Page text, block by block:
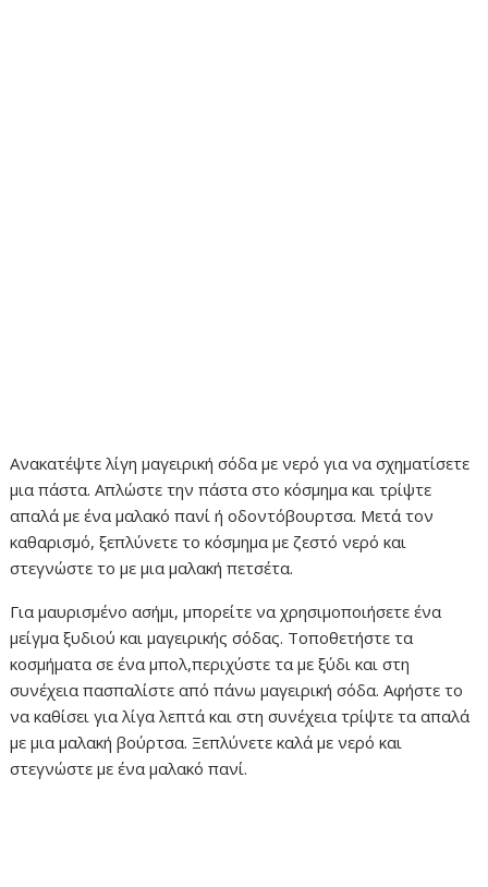
Ανακατέψτε λίγη μαγειρική σόδα με νερό για να σχηματίσετε
μια πάστα. Απλώστε την πάστα στο κόσμημα και τρίψτε
απαλά με ένα μαλακό πανί ή οδοντόβουρτσα. Μετά τον
καθαρισμό, ξεπλύνετε το κόσμημα με ζεστό νερό και
στεγνώστε το με μια μαλακή πετσέτα.
Για μαυρισμένο ασήμι, μπορείτε να χρησιμοποιήσετε ένα
μείγμα ξυδιού και μαγειρικής σόδας. Τοποθετήστε τα
κοσμήματα σε ένα μπολ,περιχύστε τα με ξύδι και στη
συνέχεια πασπαλίστε από πάνω μαγειρική σόδα. Αφήστε το
να καθίσει για λίγα λεπτά και στη συνέχεια τρίψτε τα απαλά
με μια μαλακή βούρτσα. Ξεπλύνετε καλά με νερό και
στεγνώστε με ένα μαλακό πανί.